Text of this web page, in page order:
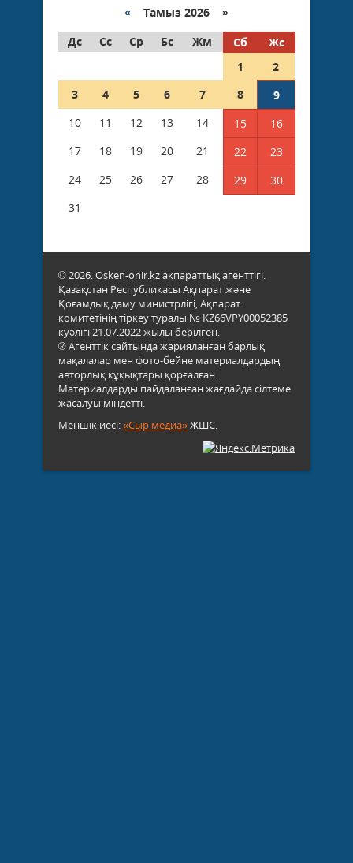
« Тамыз 2026 »
Дс
Сс Ср Бс Жм Сб
Жс
1
2
3
4 5 6 7 8
9
10
11 12 13 14 15
16
17
18 19 20 21 22
23
24
25 26 27 28 29
30
31
© 2026. Osken-onir.kz ақпараттық агенттігі.
Қазақстан Республикасы Ақпарат және
Қоғамдық даму министрлігі, Ақпарат
комитетінің тіркеу туралы № KZ66VPY00052385
куәлігі 21.07.2022 жылы берілген.
® Агенттік сайтында жарияланған барлық
мақалалар мен фото-бейне материалдардың
авторлық құқықтары қорғалған.
Материалдарды пайдаланған жағдайда сілтеме
жасалуы міндетті.
Меншік иесі:«Сыр медиа»ЖШС.